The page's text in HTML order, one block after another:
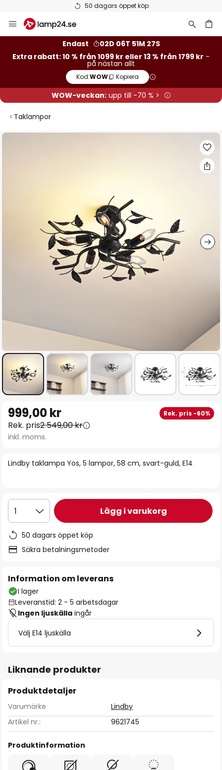
50 dagars öppet köp
Hoppa
till
Endast
02D 06T 51M 26S
Extra rabatt: 10 % från 1099 kr eller 13 % från 1799 kr -
på nästan allt
Kod:WOW Kopiera
WOW-veckan:upp till -70 % >
Taklampor
Hoppa
till
början
av
Lindby taklampa Yos, 5 lampor, 58 cm, svart-guld, E14
999,00 kr Rek. pris -60%
Rek. pris2 549,00 kr
inkl. moms.
1 Lägg i varukorg
50 dagars öppet köp
Säkra betalningsmetoder
Information om leverans
I lager
Leveranstid: 2 - 5 arbetsdagar
Ingen ljuskälla ingår
Välj E14 ljuskälla
Liknande produkter
Produktdetaljer
Varumärke
Lindby
Artikel nr.:
9621745
Produktinformation